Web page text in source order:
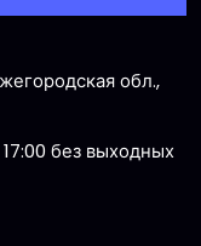
обл.,
без выходных